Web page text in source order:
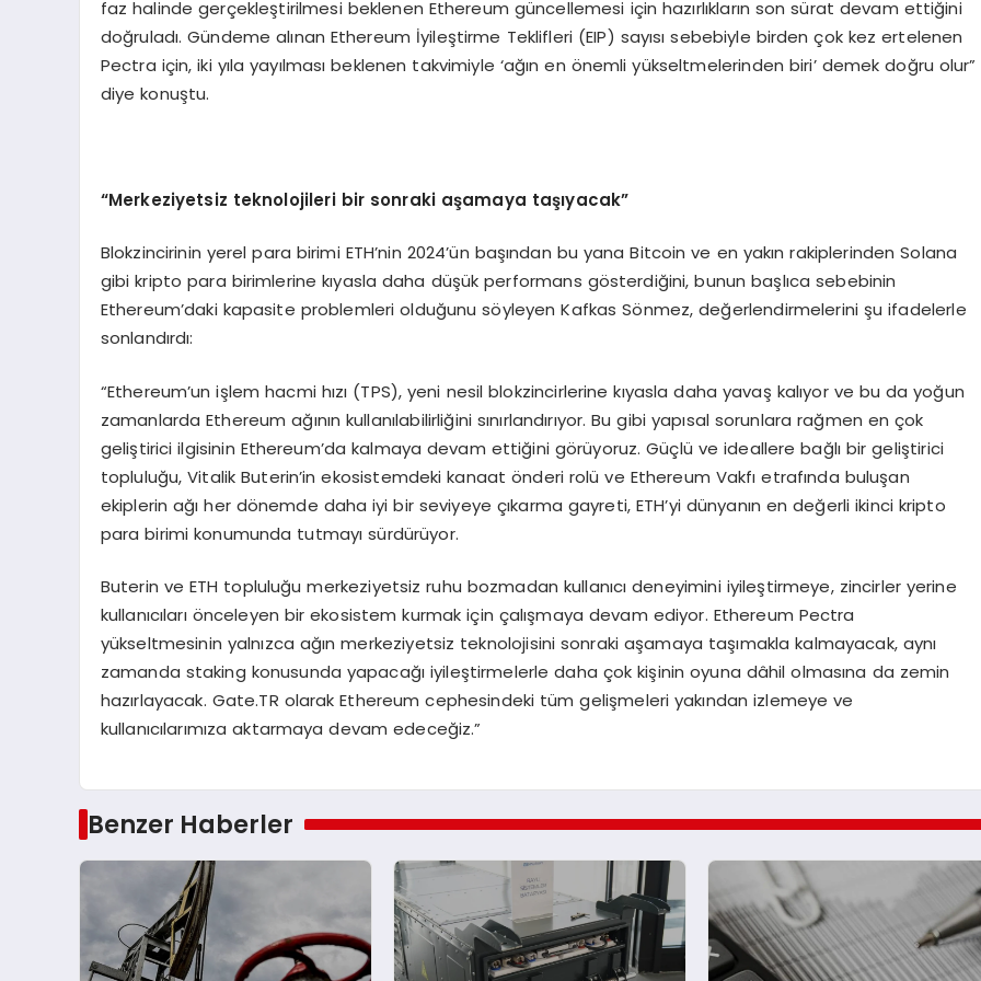
faz halinde gerçekleştirilmesi beklenen Ethereum güncellemesi için hazırlıkların son sürat devam ettiğini
doğruladı. Gündeme alınan Ethereum İyileştirme Teklifleri (EIP) sayısı sebebiyle birden çok kez ertelenen
Pectra için, iki yıla yayılması beklenen takvimiyle ‘ağın en önemli yükseltmelerinden biri’ demek doğru olur”
diye konuştu.
“Merkeziyetsiz teknolojileri bir sonraki aşamaya taşıyacak”
Blokzincirinin yerel para birimi ETH’nin 2024’ün başından bu yana Bitcoin ve en yakın rakiplerinden Solana
gibi kripto para birimlerine kıyasla daha düşük performans gösterdiğini, bunun başlıca sebebinin
Ethereum’daki kapasite problemleri olduğunu söyleyen Kafkas Sönmez, değerlendirmelerini şu ifadelerle
sonlandırdı:
“Ethereum’un işlem hacmi hızı (TPS), yeni nesil blokzincirlerine kıyasla daha yavaş kalıyor ve bu da yoğun
zamanlarda Ethereum ağının kullanılabilirliğini sınırlandırıyor. Bu gibi yapısal sorunlara rağmen en çok
geliştirici ilgisinin Ethereum’da kalmaya devam ettiğini görüyoruz. Güçlü ve ideallere bağlı bir geliştirici
topluluğu, Vitalik Buterin’in ekosistemdeki kanaat önderi rolü ve Ethereum Vakfı etrafında buluşan
ekiplerin ağı her dönemde daha iyi bir seviyeye çıkarma gayreti, ETH’yi dünyanın en değerli ikinci kripto
para birimi konumunda tutmayı sürdürüyor.
Buterin ve ETH topluluğu merkeziyetsiz ruhu bozmadan kullanıcı deneyimini iyileştirmeye, zincirler yerine
kullanıcıları önceleyen bir ekosistem kurmak için çalışmaya devam ediyor. Ethereum Pectra
yükseltmesinin yalnızca ağın merkeziyetsiz teknolojisini sonraki aşamaya taşımakla kalmayacak, aynı
zamanda staking konusunda yapacağı iyileştirmelerle daha çok kişinin oyuna dâhil olmasına da zemin
hazırlayacak. Gate.TR olarak Ethereum cephesindeki tüm gelişmeleri yakından izlemeye ve
kullanıcılarımıza aktarmaya devam edeceğiz.”
Benzer Haberler